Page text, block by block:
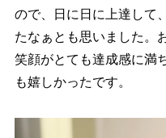
ので、日に日に上達して
たなぁとも思いました。
笑顔がとても達成感に満
も嬉しかったです。